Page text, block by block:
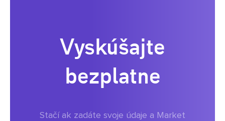
Vyskúšajte
bezplatne
Stačí ak zadáte svoje údaje a Market